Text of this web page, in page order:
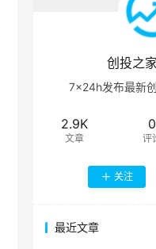
创投之家
7×24h发布最新
2.9K
文章
0
评
关注
最近文章